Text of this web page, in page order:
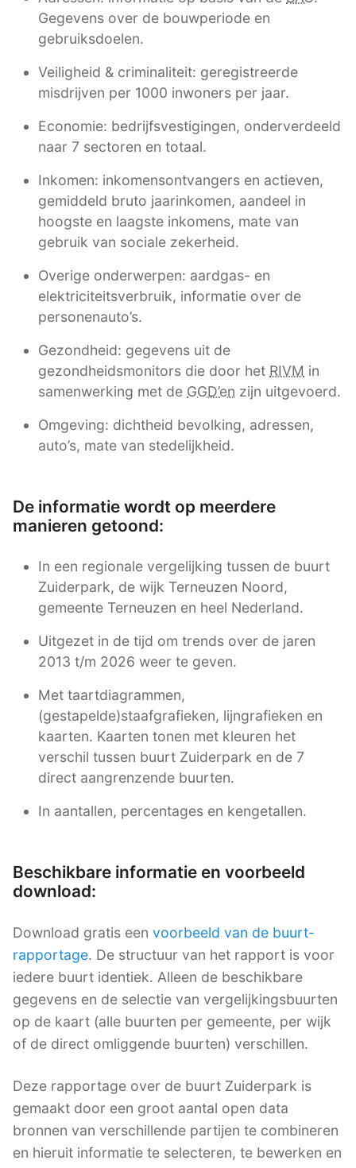
Gegevens over de bouwperiode en
gebruiksdoelen.
Veiligheid & criminaliteit: geregistreerde
misdrijven per 1000 inwoners per jaar.
Economie: bedrijfsvestigingen, onderverdeeld
naar 7 sectoren en totaal.
Inkomen: inkomensontvangers en actieven,
gemiddeld bruto jaarinkomen, aandeel in
hoogste en laagste inkomens, mate van
gebruik van sociale zekerheid.
Overige onderwerpen: aardgas- en
elektriciteitsverbruik, informatie over de
personenauto’s.
Gezondheid: gegevens uit de
gezondheidsmonitors die door het RIVM in
samenwerking met de GGD’en zijn uitgevoerd.
Omgeving: dichtheid bevolking, adressen,
auto’s, mate van stedelijkheid.
De informatie wordt op meerdere
manieren getoond:
In een regionale vergelijking tussen de buurt
Zuiderpark, de wijk Terneuzen Noord,
gemeente Terneuzen en heel Nederland.
Uitgezet in de tijd om trends over de jaren
2013 t/m 2026 weer te geven.
Met taartdiagrammen,
(gestapelde)staafgrafieken, lijngrafieken en
kaarten. Kaarten tonen met kleuren het
verschil tussen buurt Zuiderpark en de 7
direct aangrenzende buurten.
In aantallen, percentages en kengetallen.
Beschikbare informatie en voorbeeld
download:
Download gratis een voorbeeld van de buurt-
rapportage. De structuur van het rapport is voor
iedere buurt identiek. Alleen de beschikbare
gegevens en de selectie van vergelijkingsbuurten
op de kaart (alle buurten per gemeente, per wijk
of de direct omliggende buurten) verschillen.
Deze rapportage over de buurt Zuiderpark is
gemaakt door een groot aantal open data
bronnen van verschillende partijen te combineren
en hieruit informatie te selecteren, te bewerken en